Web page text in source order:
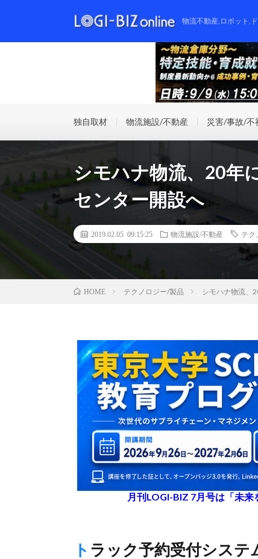
物流不動産,ロボット,
独自取材 物流施設/不動産 災害/事故/不
シモハナ物流、20年
センター開設へ
2019.02.05 09:15:25 物流施設/不動産 テク
HOME テクノロジー/製品 シモハナ物流、
月刊LOGI-BIZ 7月号は「未
トラック予約受付システムやパレタイズロボなど省力化に積